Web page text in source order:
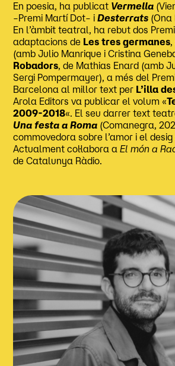
En poesia, ha publicat Vermella
–Premi Martí Dot­– iDesterrats (Ona
En l’àmbit teatral, ha rebut dos
adaptacions de Les tres germanes,
(amb Julio Manrique i Cristina
Robadors, de Mathias Enard (amb
Sergi Pompermayer), a més del
Barcelona al millor text per L’illa
Arola Editors va publicar el volum «
2009-2018«. El seu darrer text
Una festa a Roma (Comanegra,
commovedora sobre l’amor i el
Actualment col·labora aEl món a
de Catalunya Ràdio.